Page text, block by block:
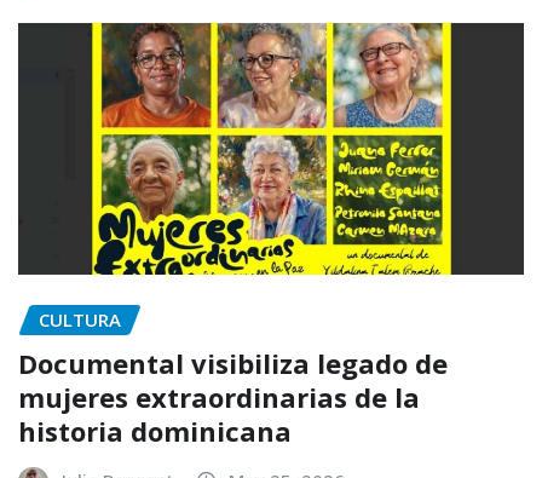
CULTURA
Documental visibiliza legado de
mujeres extraordinarias de la
historia dominicana